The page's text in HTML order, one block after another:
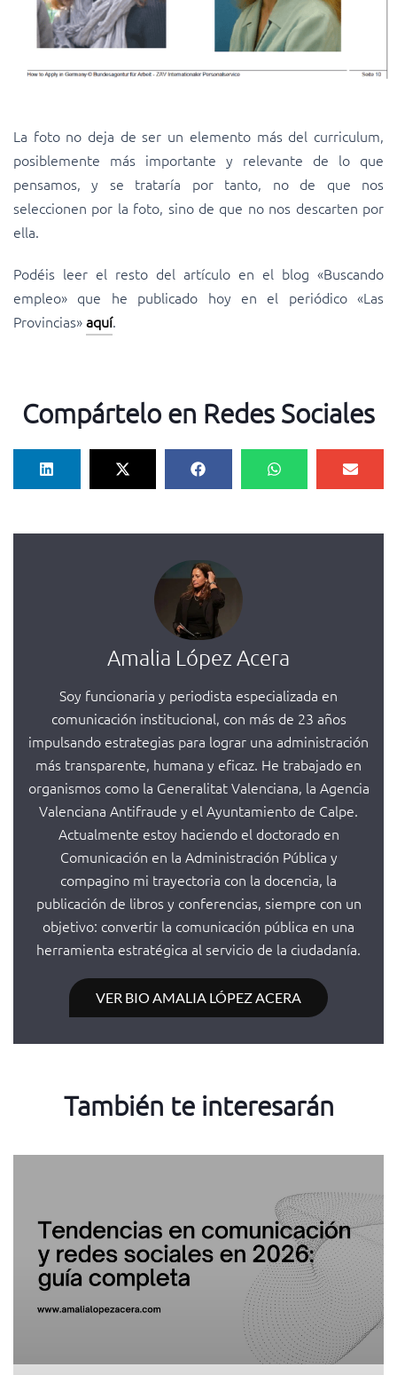
La foto no deja de ser un elemento más del curriculum,
posiblemente más importante y relevante de lo que
pensamos, y se trataría por tanto, no de que nos
seleccionen por la foto, sino de que no nos descarten por
ella.
Podéis leer el resto del artículo en el blog «Buscando
empleo» que he publicado hoy en el periódico «Las
Provincias»aquí.
Compártelo en Redes Sociales
Amalia López Acera
Soy funcionaria y periodista especializada en
comunicación institucional, con más de 23 años
impulsando estrategias para lograr una administración
más transparente, humana y eficaz. He trabajado en
organismos como la Generalitat Valenciana, la Agencia
Valenciana Antifraude y el Ayuntamiento de Calpe.
Actualmente estoy haciendo el doctorado en
Comunicación en la Administración Pública y
compagino mi trayectoria con la docencia, la
publicación de libros y conferencias, siempre con un
objetivo: convertir la comunicación pública en una
herramienta estratégica al servicio de la ciudadanía.
VER BIO AMALIA LÓPEZ ACERA
También te interesarán